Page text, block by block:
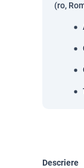
(ro,
Descriere